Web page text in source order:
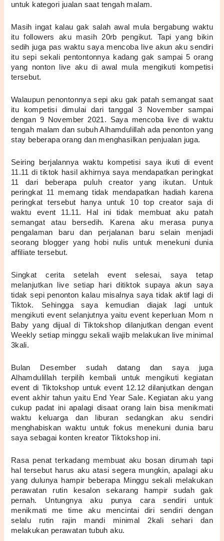
untuk kategori jualan saat tengah malam.
Masih ingat kalau gak salah awal mula bergabung waktu
itu followers aku masih 20rb pengikut. Tapi yang bikin
sedih juga pas waktu saya mencoba live akun aku sendiri
itu sepi sekali pentontonnya kadang gak sampai 5 orang
yang nonton live aku di awal mula mengikuti kompetisi
tersebut.
Walaupun penontonnya sepi aku gak patah semangat saat
itu kompetisi dimulai dari tanggal 3 November sampai
dengan 9 November 2021. Saya mencoba live di waktu
tengah malam dan subuh Alhamdulillah ada penonton yang
stay beberapa orang dan menghasilkan penjualan juga.
Seiring berjalannya waktu kompetisi saya ikuti di event
11.11 di tiktok hasil akhirnya saya mendapatkan peringkat
11 dari beberapa puluh creator yang ikutan. Untuk
peringkat 11 memang tidak mendapatkan hadiah karena
peringkat tersebut hanya untuk 10 top creator saja di
waktu event 11.11. Hal ini tidak membuat aku patah
semangat atau bersedih. Karena aku merasa punya
pengalaman baru dan perjalanan baru selain menjadi
seorang blogger yang hobi nulis untuk menekuni dunia
affiliate tersebut.
Singkat cerita setelah event selesai, saya tetap
melanjutkan live setiap hari ditiktok supaya akun saya
tidak sepi penonton kalau misalnya saya tidak aktif lagi di
Tiktok. Sehingga saya kemudian diajak lagi untuk
mengikuti event selanjutnya yaitu event keperluan Mom n
Baby yang dijual di Tiktokshop dilanjutkan dengan event
Weekly setiap minggu sekali wajib melakukan live minimal
3kali.
Bulan Desember sudah datang dan saya juga
Alhamdulillah terpilih kembali untuk mengikuti kegiatan
event di Tiktokshop untuk event 12.12 dilanjutkan dengan
event akhir tahun yaitu End Year Sale. Kegiatan aku yang
cukup padat ini apalagi disaat orang lain bisa menikmati
waktu keluarga dan liburan sedangkan aku sendiri
menghabiskan waktu untuk fokus menekuni dunia baru
saya sebagai konten kreator Tiktokshop ini.
Rasa penat terkadang membuat aku bosan dirumah tapi
hal tersebut harus aku atasi segera mungkin, apalagi aku
yang dulunya hampir beberapa Minggu sekali melakukan
perawatan rutin kesalon sekarang hampir sudah gak
pernah. Untungnya aku punya cara sendiri untuk
menikmati me time aku mencintai diri sendiri dengan
selalu rutin rajin mandi minimal 2kali sehari dan
melakukan perawatan tubuh aku.